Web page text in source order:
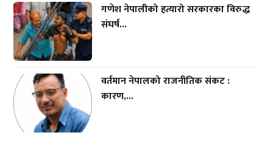
गणेश नेपालीको हत्यारो सरकारका विरुद्ध
संघर्ष...
वर्तमान नेपालको राजनीतिक संकट :
कारण,...